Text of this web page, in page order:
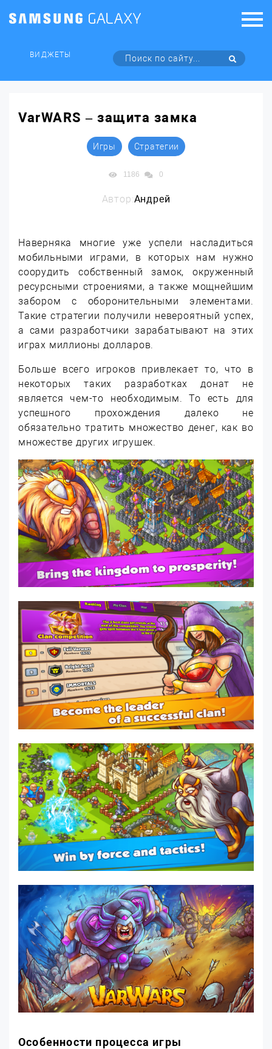
ВИДЖЕТЫ
VarWARS – защита замка
Игры Стратегии
1186 0
Автор:Андрей
Наверняка многие уже успели насладиться
мобильными играми, в которых нам нужно
соорудить собственный замок, окруженный
ресурсными строениями, а также мощнейшим
забором с оборонительными элементами.
Такие стратегии получили невероятный успех,
а сами разработчики зарабатывают на этих
играх миллионы долларов.
Больше всего игроков привлекает то, что в
некоторых таких разработках донат не
является чем-то необходимым. То есть для
успешного прохождения далеко не
обязательно тратить множество денег, как во
множестве других игрушек.
Особенности процесса игры